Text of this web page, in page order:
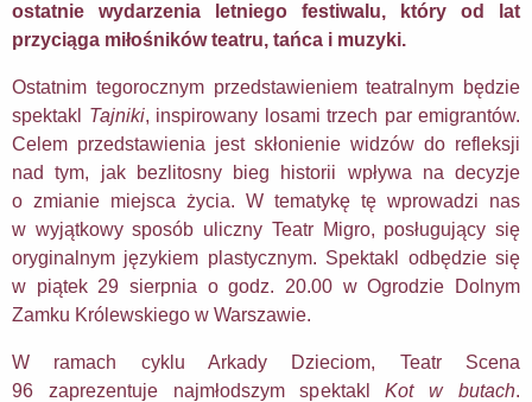
ostatnie wydarzenia letniego festiwalu, który od lat
przyciąga miłośników teatru, tańca i muzyki.
Ostatnim tegorocznym przedstawieniem teatralnym będzie
spektakl Tajniki, inspirowany losami trzech par emigrantów.
Celem przedstawienia jest skłonienie widzów do refleksji
nad tym, jak bezlitosny bieg historii wpływa na decyzje
o zmianie miejsca życia. W tematykę tę wprowadzi nas
w wyjątkowy sposób uliczny Teatr Migro, posługujący się
oryginalnym językiem plastycznym. Spektakl odbędzie się
w piątek 29 sierpnia o godz. 20.00 w Ogrodzie Dolnym
Zamku Królewskiego w Warszawie.
W ramach cyklu Arkady Dzieciom, Teatr Scena
96 zaprezentuje najmłodszym spektaklKot w butach.